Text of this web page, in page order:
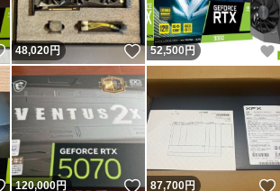
いいね！
48,020円 いいね！
52,500 円
いいね！
120,000円 いいね！
87,700円